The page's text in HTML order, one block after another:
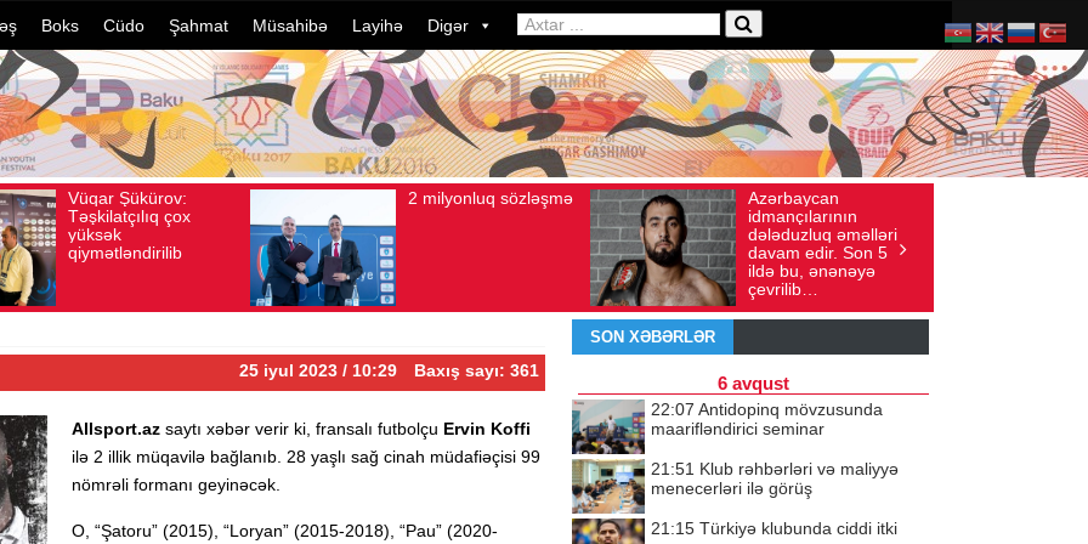
Boks Cüdo Şahmat Müsahibə Layihə Digər
2 milyonluq sözləşmə
Baxış sayı: 80
04, 2026
Azərbaycan
dələduzluq əməlləri
Baxış sayı: 136
Avqust 04, 2026
Ad gününü vətənində
qeyd etməsə də,
ürəyi hər zaman
doğma yurdu ilə
döyünür
Baxış sayı: 238
İyul 30, 2026
25 iyul 2023 / 10:29 Baxış sayı: 361
Allsport.az saytı xəbər verir ki, fransalı futbolçu Ervin Koffi
ilə 2 illik müqavilə bağlanıb. 28 yaşlı sağ cinah müdafiəçisi 99
nömrəli formanı geyinəcək.
O, “Şatoru” (2015), “Loryan” (2015-2018), “Pau” (2020-
SON XƏBƏRLƏR
6 avqust
22:07 Antidopinq mövzusunda
maarifləndirici seminar
21:51 Klub rəhbərləri və maliyyə
menecerləri ilə görüş
21:15 Türkiyə klubunda ciddi itki